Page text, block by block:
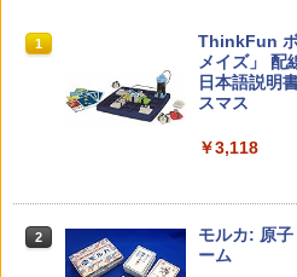
1 教育者のた
￥2,530
こと (講談
1
パイロット
何回も書け
な・カタカ
育
￥2,073
2
【くもん出
版(KUMON
1
タッチペン
1000 英語
￥5,478
2
中学英語を
￥2,750
1
ThinkFun ボ
メイズ」 配
日本語説明
スマス
￥3,118
2
モルカ: 原
ーム